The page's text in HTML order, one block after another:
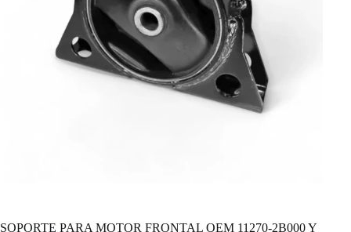
SOPORTE PARA MOTOR FRONTAL OEM 11270-2B000 Y